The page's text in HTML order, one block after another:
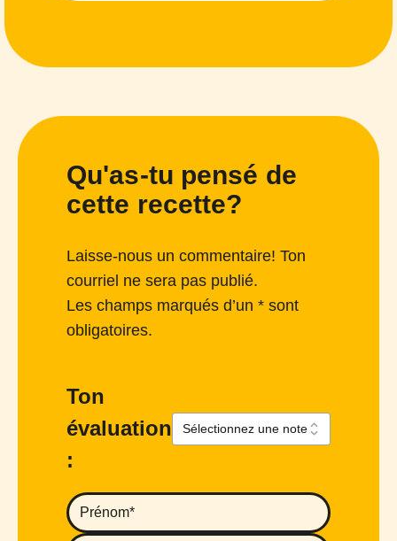
Qu'as-tu pensé de
cette recette?
Laisse-nous un commentaire! Ton
courriel ne sera pas publié.
Les champs marqués d’un * sont
obligatoires.
Ton
évaluation
: